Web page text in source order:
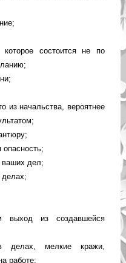
состоится не по
из начальства, вероятнее
опасность;
ваших дел;
делах;
выход из создавшейся
делах, мелкие кражи,
работе;